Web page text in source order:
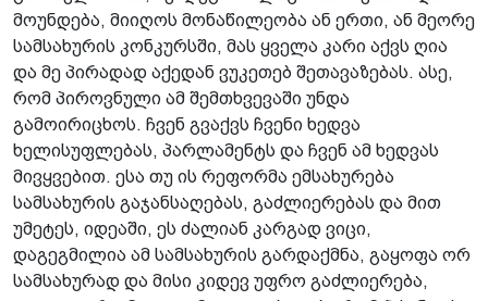
მოუნდება, მიიღოს მონაწილეობა ან ერთი, ან მეორე
სამსახურის კონკურსში, მას ყველა კარი აქვს ღია
და მე პირადად აქედან ვუკეთებ შეთავაზებას. ასე,
რომ პიროვნული ამ შემთხვევაში უნდა
გამოირიცხოს. ჩვენ გვაქვს ჩვენი ხედვა
ხელისუფლებას, პარლამენტს და ჩვენ ამ ხედვას
მივყვებით. ესა თუ ის რეფორმა ემსახურება
სამსახურის გაჯანსაღებას, გაძლიერებას და მით
უმეტეს, იდეაში, ეს ძალიან კარგად ვიცი,
დაგეგმილია ამ სამსახურის გარდაქმნა, გაყოფა ორ
სამსახურად და მისი კიდევ უფრო გაძლიერება,